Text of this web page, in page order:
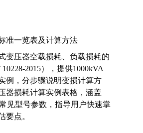
准一览表及计算方法
变压器空载损耗、负载损耗的
2015），提供1000kVA
例，分步骤说明变损计算方
器损耗计算实例表格，涵盖
见型号参数，指导用户快速掌
要点。